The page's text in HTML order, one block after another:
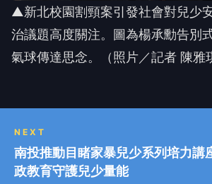
▲新北校園割頸案引發社會對兒少
治議題高度關注。圖為楊承勳告別
氣球傳達思念。（照片／記者 陳雅
NEXT
南投推動目睹家暴兒少系列培力
政教育守護兒少量能